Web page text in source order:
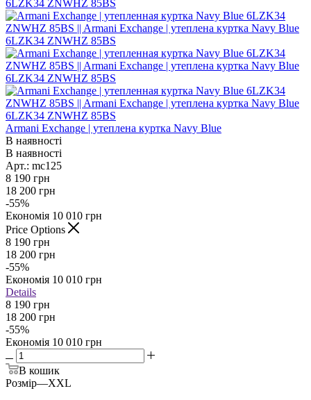
Armani Exchange | утеплена куртка Navy Blue
В наявності
В наявності
Арт.: mc125
8 190 грн
18 200 грн
-55%
Економія 10 010 грн
Price Options
8 190 грн
18 200 грн
-55%
Економія 10 010 грн
Details
8 190 грн
18 200 грн
-55%
Економія 10 010 грн
В кошик
Розмір—XXL